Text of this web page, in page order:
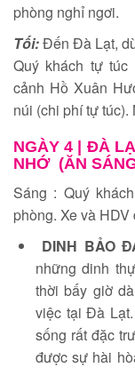
phòng nghỉ ngơi.
Tối:Đến Đà Lạt,
Quý khách tự
cảnh Hồ Xuân
núi (chi phí tự
NGÀY 4 |
ĐÀ
NHỚ (ĂN
Sáng : Quý
phòng. Xe và
DINH BẢO
những dinh
thời bấy giờ
việc tại Đà
sống rất đặc
được sự hài